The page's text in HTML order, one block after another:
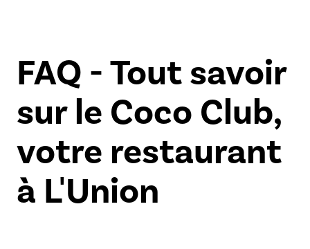
FAQ - Tout savoir
sur le Coco Club,
votre restaurant
à L'Union